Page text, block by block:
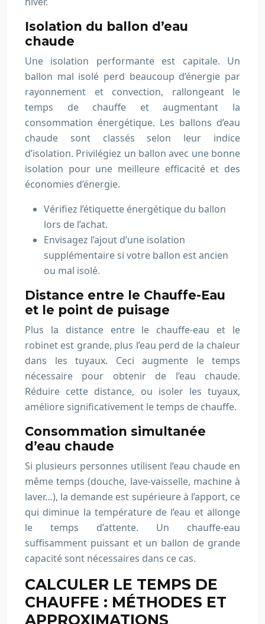
Isolation du ballon d’eau
chaude
Une isolation performante est capitale. Un
ballon mal isolé perd beaucoup d’énergie par
rayonnement et convection, rallongeant le
temps de chauffe et augmentant la
consommation énergétique. Les ballons d’eau
chaude sont classés selon leur indice
d’isolation. Privilégiez un ballon avec une bonne
isolation pour une meilleure efficacité et des
économies d’énergie.
Vérifiez l’étiquette énergétique du ballon
lors de l’achat.
Envisagez l’ajout d’une isolation
supplémentaire si votre ballon est ancien
ou mal isolé.
Distance entre le Chauffe-Eau
et le point de puisage
Plus la distance entre le chauffe-eau et le
robinet est grande, plus l’eau perd de la chaleur
dans les tuyaux. Ceci augmente le temps
nécessaire pour obtenir de l’eau chaude.
Réduire cette distance, ou isoler les tuyaux,
améliore significativement le temps de chauffe.
Consommation simultanée
d’eau chaude
Si plusieurs personnes utilisent l’eau chaude en
même temps (douche, lave-vaisselle, machine à
laver…), la demande est supérieure à l’apport, ce
qui diminue la température de l’eau et allonge
le temps d’attente. Un chauffe-eau
suffisamment puissant et un ballon de grande
capacité sont nécessaires dans ce cas.
CALCULER LE TEMPS DE
CHAUFFE : MÉTHODES ET
APPROXIMATIONS